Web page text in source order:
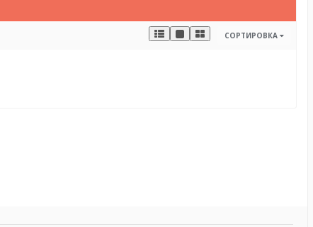
СОРТИРОВКА